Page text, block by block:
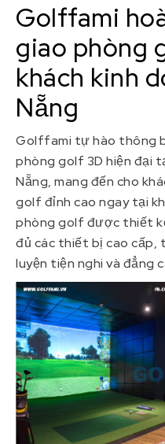
Golffami
giao phòng
khách kinh
Nẵng
Golffami tự hào thông
phòng golf 3D hiện đại
Nẵng, mang đến cho
golf đỉnh cao ngay tại
phòng golf được thiết
đủ các thiết bị cao cấp,
luyện tiện nghi và đẳng